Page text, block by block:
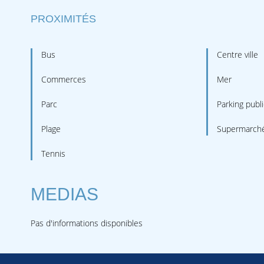
PROXIMITÉS
Bus Centre ville
Commerces Mer
Parc Parking
Plage
Tennis
MEDIAS
Pas d'informations disponibles